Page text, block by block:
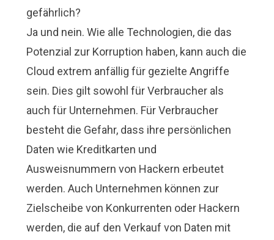
gefährlich?
Ja und nein. Wie alle Technologien, die das
Potenzial zur Korruption haben, kann auch die
Cloud extrem anfällig für gezielte Angriffe
sein. Dies gilt sowohl für Verbraucher als
auch für Unternehmen. Für Verbraucher
besteht die Gefahr, dass ihre persönlichen
Daten wie Kreditkarten und
Ausweisnummern von Hackern erbeutet
werden. Auch Unternehmen können zur
Zielscheibe von Konkurrenten oder Hackern
werden, die auf den Verkauf von Daten mit